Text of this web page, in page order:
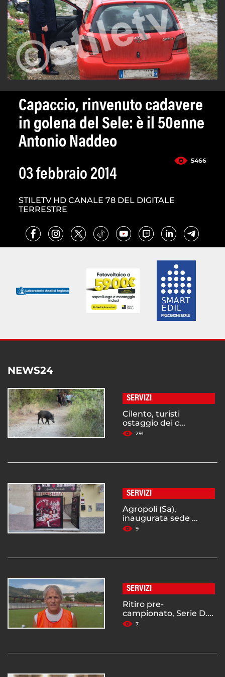
Capaccio, rinvenuto cadavere
in golena del Sele: è il 50enne
Antonio Naddeo
5466
03 febbraio 2014
STILETV HD CANALE 78 DEL DIGITALE
TERRESTRE
NEWS24
SERVIZI
Cilento, turisti
ostaggio dei c...
291
SERVIZI
Agropoli (Sa),
inaugurata sede ...
9
SERVIZI
Ritiro pre-
campionato, Serie D....
7